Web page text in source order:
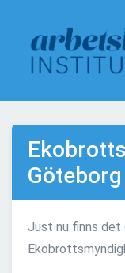
Göteborg
Just nu finns